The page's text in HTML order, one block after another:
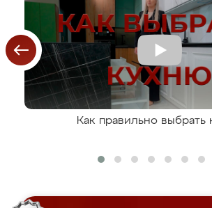
Как правильно выбрать